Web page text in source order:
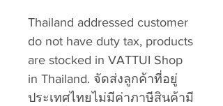
Thailand addressed customer
do not have duty tax, products
are stocked in VATTUI Shop
in Thailand. จัดส่งลูกค้าที่อยู่
ประเทศไทยไม่มีค่าภาษีสินค้ามี